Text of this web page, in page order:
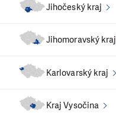
Jihočeský kraj
Jihomoravský kraj
Karlovarský kraj
Kraj Vysočina